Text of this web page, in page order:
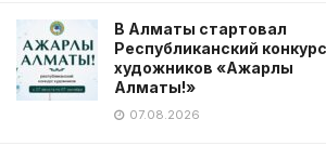
В Алматы стартовал
Республиканский конкурс
художников «Ажарлы
Алматы!»
07.08.2026